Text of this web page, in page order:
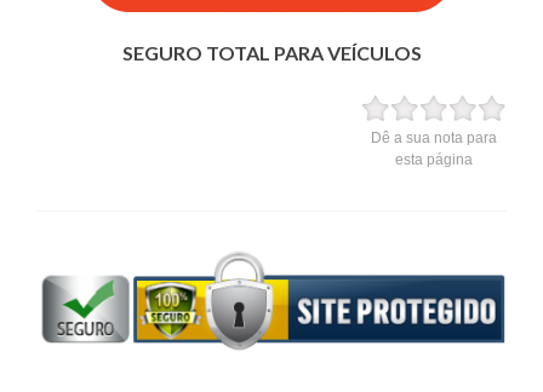
SEGURO TOTAL PARA VEÍCULOS
Dê a sua nota para
esta página